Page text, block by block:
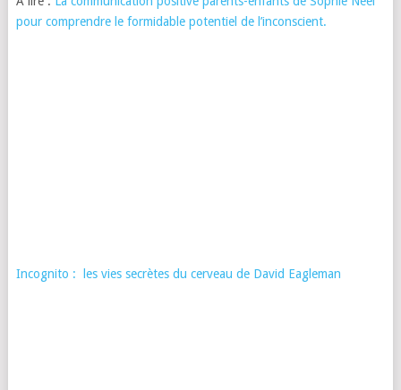
pour comprendre le formidable potentiel de l’inconscient.
Incognito : les vies secrètes du cerveau de David Eagleman